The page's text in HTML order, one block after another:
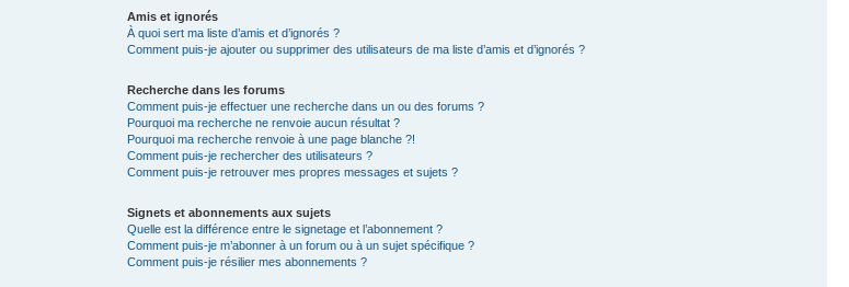
Amis et ignorés
À quoi sert ma liste d’amis et d’ignorés ?
Comment puis-je ajouter ou supprimer des utilisateurs de ma liste d’amis et d’ignorés ?
Recherche dans les forums
Comment puis-je effectuer une recherche dans un ou des forums ?
Pourquoi ma recherche ne renvoie aucun résultat ?
Pourquoi ma recherche renvoie à une page blanche ?!
Comment puis-je rechercher des utilisateurs ?
Comment puis-je retrouver mes propres messages et sujets ?
Signets et abonnements aux sujets
Quelle est la différence entre le signetage et l’abonnement ?
Comment puis-je m’abonner à un forum ou à un sujet spécifique ?
Comment puis-je résilier mes abonnements ?